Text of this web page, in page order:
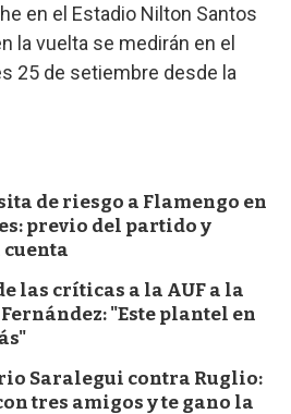
en el Estadio Nilton Santos
la vuelta se medirán en el
25 de setiembre desde la
de riesgo a Flamengo en
previo del partido y
cuenta
las críticas a la AUF a la
"Este plantel en
Saralegui contra Ruglio:
tres amigos y te gano la